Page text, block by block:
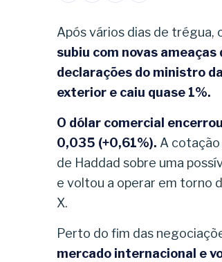
Após vários dias de trégua,
subiu com novas
declarações do ministro
exterior e caiu quase 1%.
O dólar comercial
0,035 (+0,61%). A cotação
de Haddad sobre uma
e voltou a operar em torno
X.
Perto do fim das
mercado internacional e